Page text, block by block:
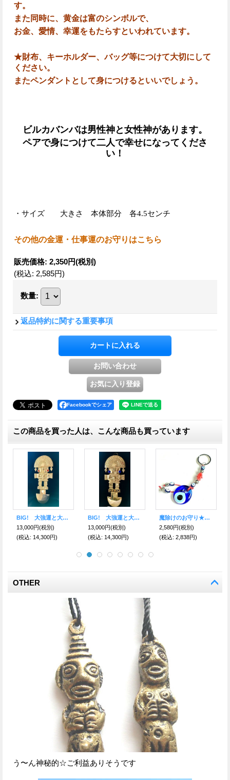
す。
また同時に、黄金は富のシンボルで、
お金、愛情、幸運をもたらすといわれています。
★財布、キーホルダー、バッグ等につけて大切にして
ください。
またペンダントとして身につけるといいでしょう。
ビルカバンバは男性神と女性神があります。
ペアで身につけて二人で幸せになってくださ
い！
・サイズ 大きさ 本体部分 各4.5センチ
その他の金運・仕事運のお守りはこちら
販売価格: 2,350円(税別)
(税込: 2,585円)
数量:
返品特約に関する重要事項
Facebookでシェア
この商品を買った人は、こんな商品も買っています
BIG! 大強運と大金運に恵まれるパワーが秘められた ペルーの聖なる黄金の大きなナイフ★トゥミ R
13,000円(税別)
(税込: 14,300円)
BIG! 大強運と大金運に恵まれるパワーが秘められた ペルーの聖なる黄金の大きなナイフ★トゥミ B
13,000円(税別)
(税込: 14,300円)
魔除けのお守り★ナザールボンジュウキーホルダー?Hamusa Red
2,580円(税別)
(税込: 2,838円)
OTHER
う〜ん神秘的☆ご利益ありそうです